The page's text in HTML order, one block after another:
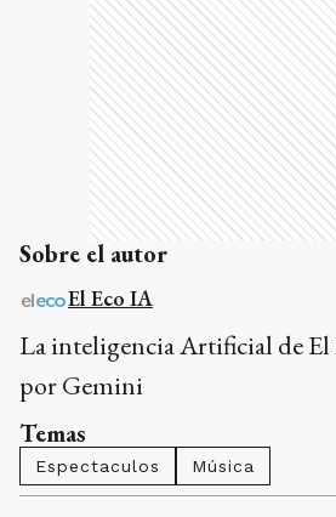
Sobre el autor
El Eco IA
La inteligencia Artificial de El
por Gemini
Temas
Espectaculos Música